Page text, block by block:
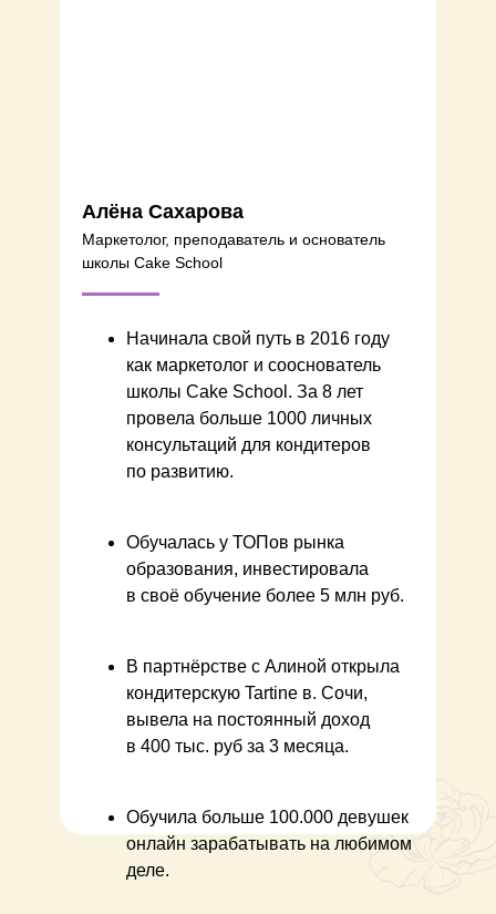
Начинала свой путь в 2016 году
как маркетолог и сооснователь
школы Cake School. За 8 лет
провела больше 1000 личных
консультаций для кондитеров
по развитию.
Обучалась у ТОПов рынка
образования, инвестировала
в своё обучение более 5 млн руб.
В партнёрстве с Алиной открыла
кондитерскую Tartine в. Сочи,
вывела на постоянный доход
в 400 тыс. руб за 3 месяца.
Обучила больше 100.000 девушек
онлайн зарабатывать на любимом
деле.
Алёна Сахарова
Маркетолог, преподаватель и основатель
школы Cake School